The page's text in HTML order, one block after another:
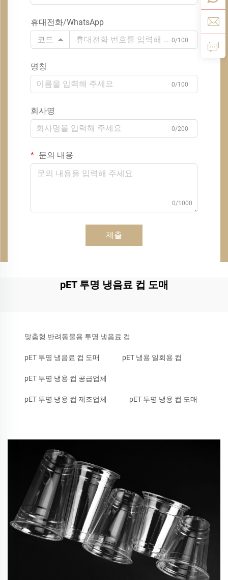
휴대전화/WhatsApp
코드
0/100
명칭
0/100
회사명
0/200
문의 내용
0/1000
제출
pET 투명 냉음료 컵 도매
맞춤형 반려동물용 투명 냉음료 컵
pET 투명 냉음료 컵 도매 pET 냉용 일회용 컵
pET 투명 냉용 컵 공급업체
pET 투명 냉용 컵 제조업체 pET 투명 냉용 컵 도매